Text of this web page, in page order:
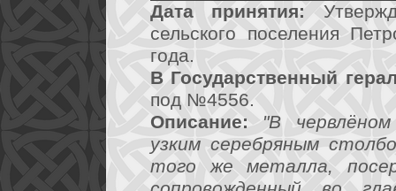
Дата принятия:
сельского поселения
года.
В Государственный
под №4556.
Описание:
"В
узким серебряным
того же металла,